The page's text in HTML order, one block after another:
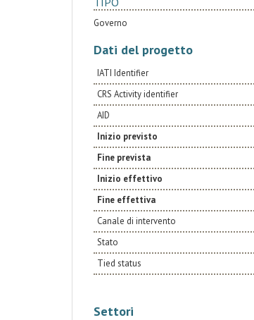
Governo
Dati del progetto
IATI Identifier
CRS Activity identifier
AID
Inizio previsto
Fine prevista
Inizio effettivo
Fine effettiva
Canale di intervento
Stato
Tied status
Settori